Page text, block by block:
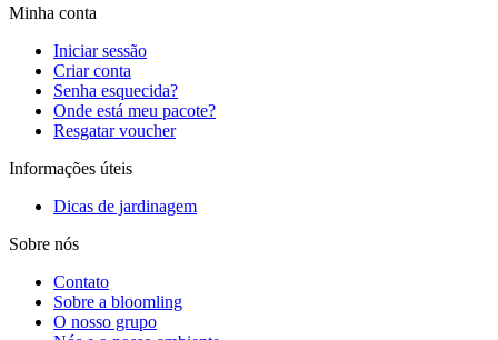
Minha conta
Iniciar sessão
Criar conta
Senha esquecida?
Onde está meu pacote?
Resgatar voucher
Informações úteis
Dicas de jardinagem
Sobre nós
Contato
Sobre a bloomling
O nosso grupo